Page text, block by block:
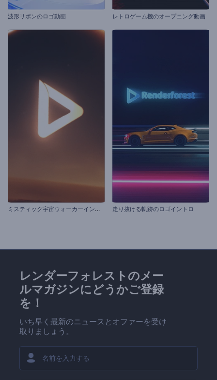
波形リボンのロゴ動画 レトロゲーム機のオープニング動画
ミ
スティック宇宙ウォーカーイントロ動画 走り抜ける軌跡のロゴイントロ
レンダーフォレストのメー
ルマガジンにどうかご登録
を！
いち早く最新のニュースとオファーを受け
取りましょう。